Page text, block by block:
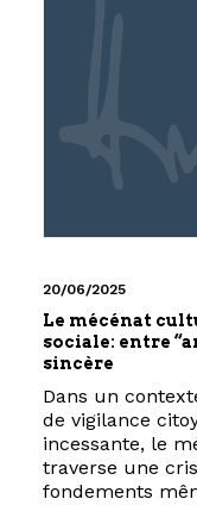
20/06/2025
Le mécénat
sociale: entre
sincère
Dans un
de vigilance
incessante, le
traverse une
fondements